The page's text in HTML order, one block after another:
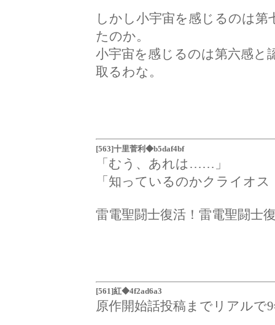
しかし小宇宙を感じるのは
たのか。
小宇宙を感じるのは第六感と
取るわな。
[563]十里菅利◆b5daf4bf
「むう、あれは……」
「知っているのかクライオス
雷電聖闘士復活！雷電聖闘士
[561]紅◆4f2ad6a3
原作開始話投稿までリアル